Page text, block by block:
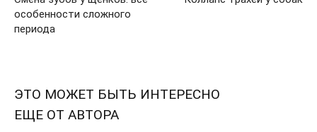
особенности сложного
периода
ЭТО МОЖЕТ БЫТЬ ИНТЕРЕСНО
ЕЩЕ ОТ АВТОРА